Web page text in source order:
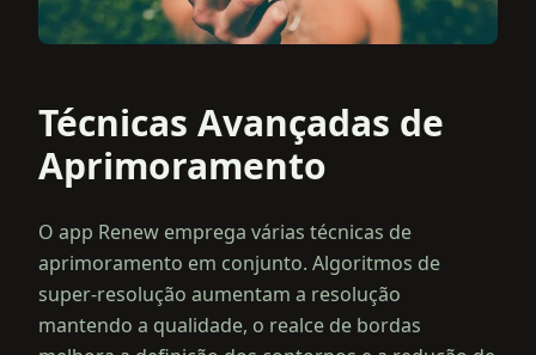
Técnicas Avançadas de
Aprimoramento
O app Renew emprega várias técnicas de
aprimoramento em conjunto. Algoritmos de
super‑resolução aumentam a resolução
mantendo a qualidade, o realce de bordas